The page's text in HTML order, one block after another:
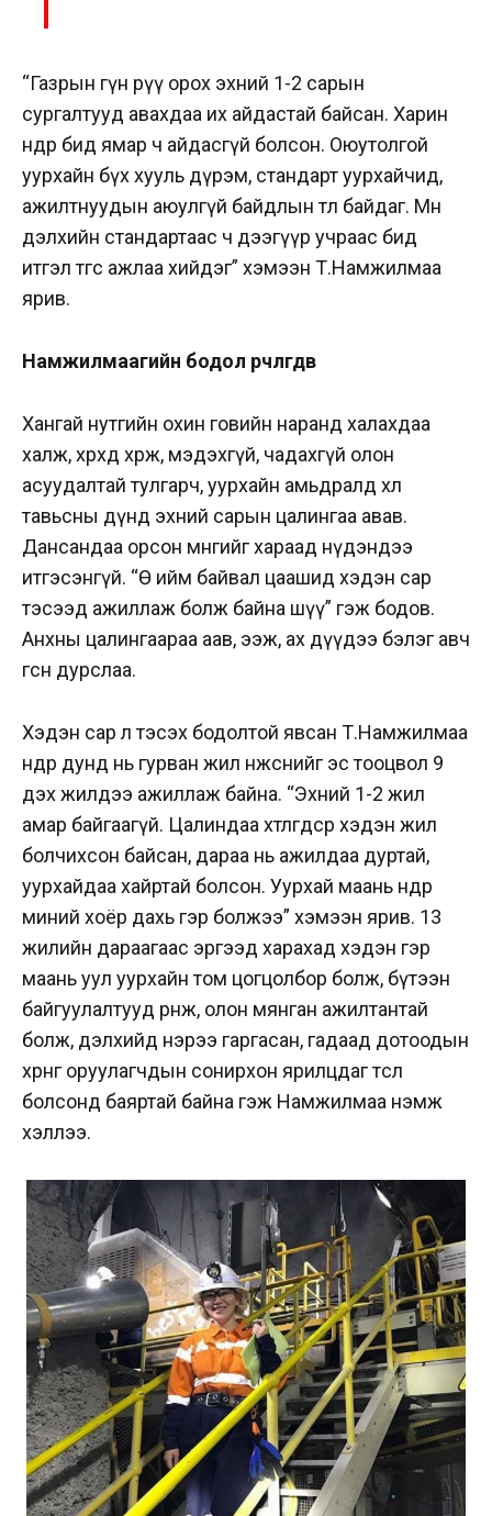
“Газрын гүн рүү орох эхний 1-2 сарын
сургалтууд авахдаа их айдастай байсан. Харин
өнөөдөр бид ямар ч айдасгүй болсон. Оюутолгой
уурхайн бүх хууль дүрэм, стандарт уурхайчид,
ажилтнуудын аюулгүй байдлын төлөө байдаг. Мөн
дэлхийн стандартаас ч дээгүүр учраас бид
итгэл төгс ажлаа хийдэг” хэмээн Т.Намжилмаа
ярив.
Намжилмаагийн бодол өөрчлөгдөв
Хангай нутгийн охин говийн наранд халахдаа
халж, хөрөхдөө хөрж, мэдэхгүй, чадахгүй олон
асуудалтай тулгарч, уурхайн амьдралд хөл
тавьсны дүнд эхний сарын цалингаа авав.
Дансандаа орсон мөнгийг хараад нүдэндээ
итгэсэнгүй. “Өө ийм байвал цаашид хэдэн сар
тэсээд ажиллаж болж байна шүү” гэж бодов.
Анхны цалингаараа аав, ээж, ах дүүдээ бэлэг авч
өгснөө дурслаа.
Хэдэн сар л тэсэх бодолтой явсан Т.Намжилмаа
өнөөдөр дунд нь гурван жил өнжсөнийг эс тооцвол 9
дэх жилдээ ажиллаж байна. “Эхний 1-2 жил
амар байгаагүй. Цалиндаа хөтлөгдсөөр хэдэн жил
болчихсон байсан, дараа нь ажилдаа дуртай,
уурхайдаа хайртай болсон. Уурхай маань өнөөдөр
миний хоёр дахь гэр болжээ” хэмээн ярив. 13
жилийн дараагаас эргээд харахад хэдэн гэр
маань уул уурхайн том цогцолбор болж, бүтээн
байгуулалтууд өрнөж, олон мянган ажилтантай
болж, дэлхийд нэрээ гаргасан, гадаад дотоодын
хөрөнгө оруулагчдын сонирхон ярилцдаг төсөл
болсонд баяртай байна гэж Намжилмаа нэмж
хэллээ.